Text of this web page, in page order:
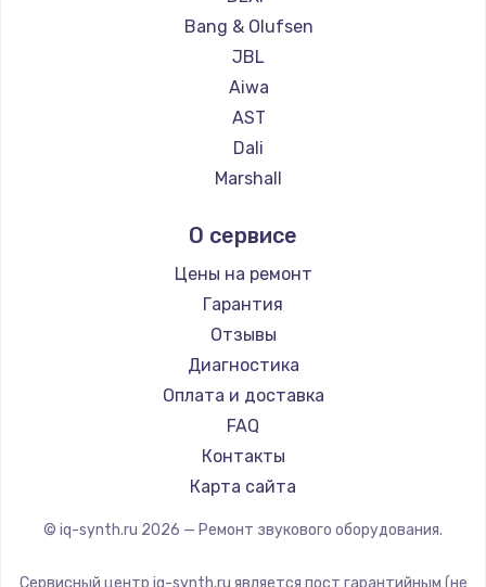
Bang & Olufsen
JBL
Aiwa
AST
Dali
Marshall
О сервисе
Цены на ремонт
Гарантия
Отзывы
Диагностика
Оплата и доставка
FAQ
Контакты
Карта сайта
© iq-synth.ru 2026 — Ремонт звукового оборудования.
Сервисный центр iq-synth.ru является пост гарантийным (не